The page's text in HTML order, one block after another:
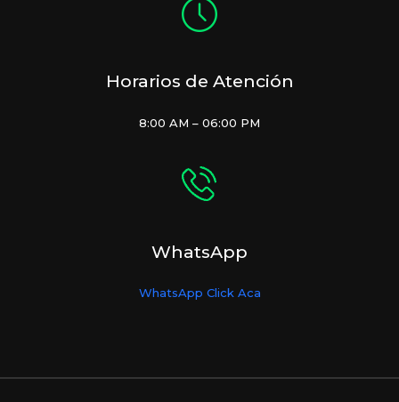
Horarios de Atención
8:00 AM – 06:00 PM
WhatsApp
WhatsApp Click Aca